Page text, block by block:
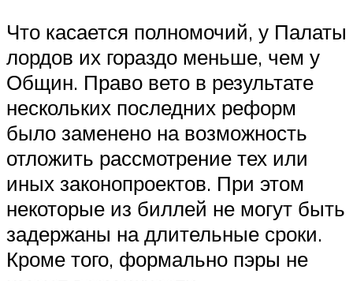
Что касается полномочий, у Палаты
лордов их гораздо меньше, чем у
Общин. Право вето в результате
нескольких последних реформ
было заменено на возможность
отложить рассмотрение тех или
иных законопроектов. При этом
некоторые из биллей не могут быть
задержаны на длительные сроки.
Кроме того, формально пэры не